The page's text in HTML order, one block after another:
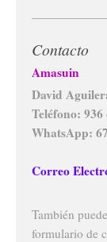
Contacto
Amasuin
David
Teléfono: 936
WhatsApp:
Correo
También
formulario de